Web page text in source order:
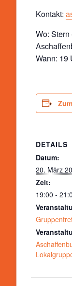
Kontakt:
Wo:
Wann: 19
DETAILS
Datum:
20. März
Zeit:
19:00 -